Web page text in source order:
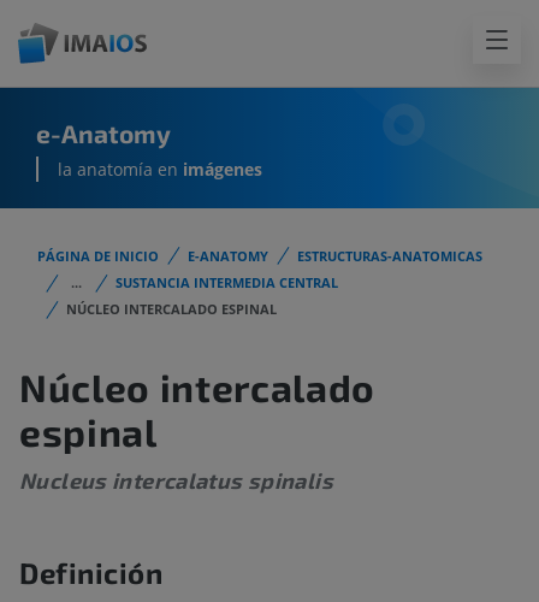
e-Anatomy
la anatomía en imágenes
PÁGINA DE INICIO E-ANATOMY
ESTRUCTURAS-ANATOMICAS
...
SUSTANCIA INTERMEDIA CENTRAL
NÚCLEO INTERCALADO ESPINAL
Núcleo intercalado
espinal
Nucleus intercalatus spinalis
Definición